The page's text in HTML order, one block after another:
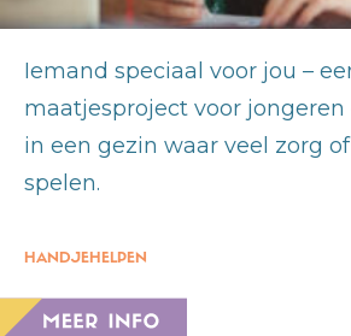
Iemand speciaal voor jou –
maatjesproject voor
in een gezin waar veel zorg
spelen.
HANDJEHELPEN